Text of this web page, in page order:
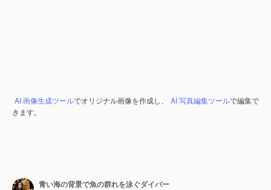
AI 画像生成ツールでオリジナル画像を作成し、 AI 写真編集ツールで編集で
きます。
青い海の背景で魚の群れを泳ぐダイバー